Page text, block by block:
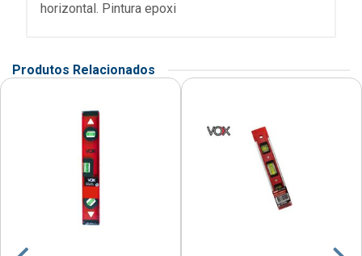
horizontal. Pintura epoxi
Produtos Relacionados